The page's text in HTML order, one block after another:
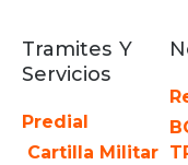
Tramites Y
Servicios
Predial
Cartilla Militar